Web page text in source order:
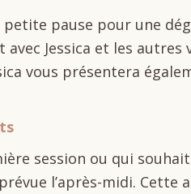
petite pause pour une
Jessica et les autres
vous présentera
session ou qui
l’après-midi.